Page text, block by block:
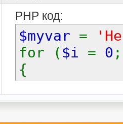
PHP код:
$myvar =
for ( $i = 0
{
}